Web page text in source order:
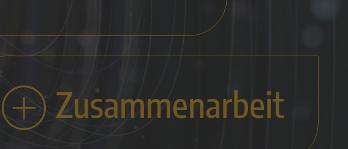
Zusammenarbeit